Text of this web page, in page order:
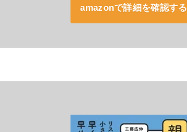
amazonで詳細を確認する